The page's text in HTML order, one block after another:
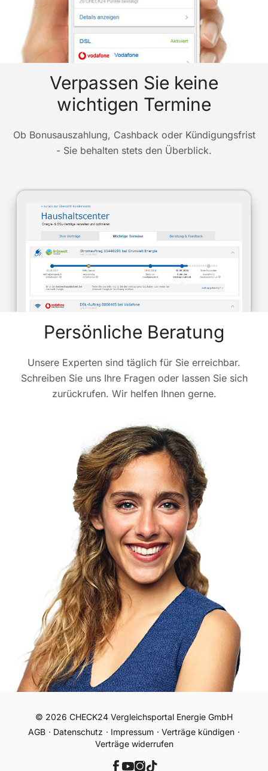
Verpassen Sie keine
wichtigen Termine
Ob Bonusauszahlung, Cashback oder Kündigungsfrist
- Sie behalten stets den Überblick.
Persönliche Beratung
Unsere Experten sind täglich für Sie erreichbar.
Schreiben Sie uns Ihre Fragen oder lassen Sie sich
zurückrufen. Wir helfen Ihnen gerne.
© 2026 CHECK24 Vergleichsportal Energie GmbH
AGB
Datenschutz Impressum
Verträge kündigen
Verträge widerrufen